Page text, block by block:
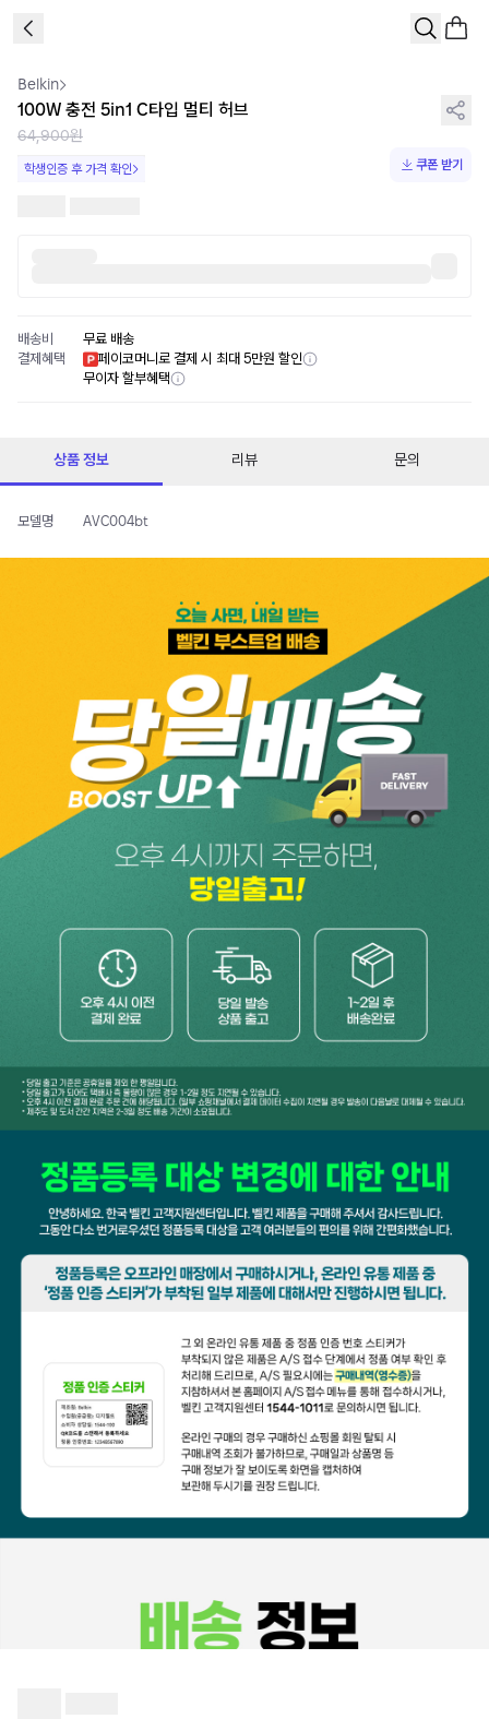
Belkin
100W 충전 5in1 C타입 멀티 허브
64,900원
학생인증 후 가격 확인 쿠폰 받기
배송비
무료 배송
결제혜택
페이코머니로 결제 시 최대 5만원 할인
무이자 할부혜택
상품 정보 리뷰 문의
모델명 AVC004bt